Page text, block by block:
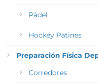
Pádel
Hockey Patines
Preparación Física
Corredores